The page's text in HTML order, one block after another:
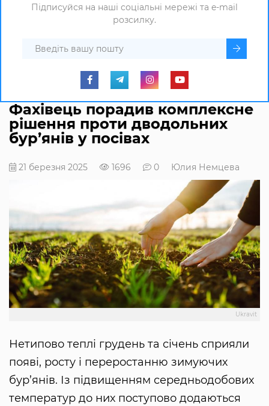
Підписуйся на наші соціальні мережі та e-mail
розсилку.
Фахівець порадив комплексне
рішення проти дводольних
бур’янів у посівах
21 березня 2025 1696 0 Юлия Немцева
Ukravit
Нетипово теплі грудень та січень сприяли
появі, росту і переростанню зимуючих
бур’янів. Із підвищенням середньодобових
температур до них поступово додаються